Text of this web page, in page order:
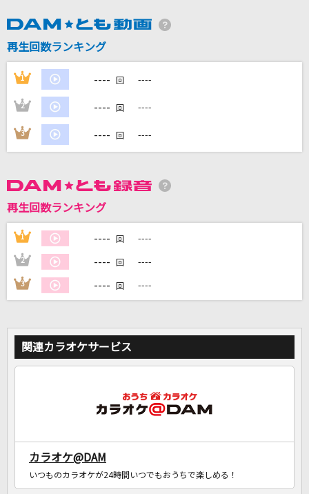
優しさ
カラオケ最新情報をチェック！
再生回数ランキング
1 ---- 回 ----
2 ---- 回 ----
3 ---- 回 ----
再生回数ランキング
1 ---- 回 ----
2 ---- 回 ----
3 ---- 回 ----
関連カラオケサービス
カラオケ@DAM
いつものカラオケが24時間いつでもおうちで楽しめる！